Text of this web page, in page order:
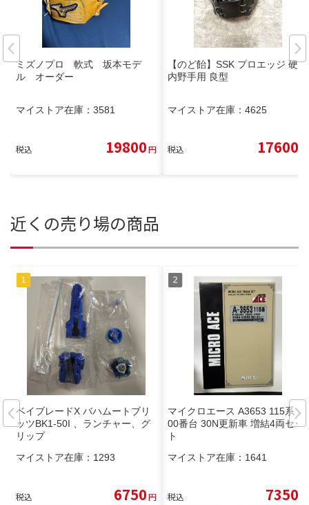
ミズノプロ 軟式 坂本モデ
ル オーダー
マイストア在庫： 3581
税込 19800円
【のど飴】SSK プロエッジ 硬式
内野手用 良型
マイストア在庫： 4625
税込 17600
近くの売り場の商品
ベイブレードX バハムートブリ
ッツBK1-50I 、ランチャー、グ
リップ
マイストア在庫： 1293
税込 6750円
マイクロエース A3653 115系 30
00番台 30N更新車 増結4両セッ
ト
マイストア在庫： 1641
税込 7350